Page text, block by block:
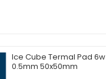
Ice Cube Termal Pad 6w
0.5mm 50x50mm